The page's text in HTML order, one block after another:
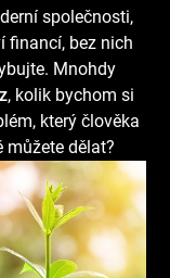
společnosti,
financí, bez nich
Mnohdy
, kolik bychom si
který člověka
můžete dělat?